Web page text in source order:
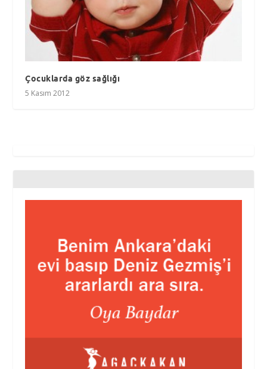
Çocuklarda göz sağlığı
5 Kasım 2012